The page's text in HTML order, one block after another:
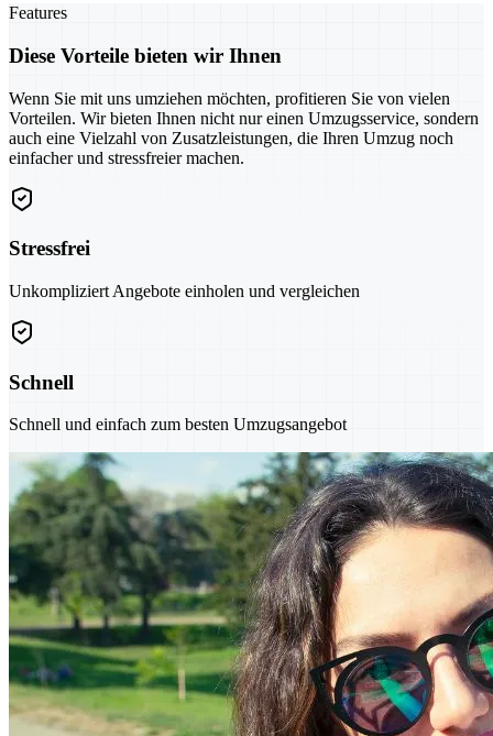
Features
Diese Vorteile bieten wir Ihnen
Wenn Sie mit uns umziehen möchten, profitieren Sie von vielen
Vorteilen. Wir bieten Ihnen nicht nur einen Umzugsservice, sondern
auch eine Vielzahl von Zusatzleistungen, die Ihren Umzug noch
einfacher und stressfreier machen.
Stressfrei
Unkompliziert Angebote einholen und vergleichen
Schnell
Schnell und einfach zum besten Umzugsangebot